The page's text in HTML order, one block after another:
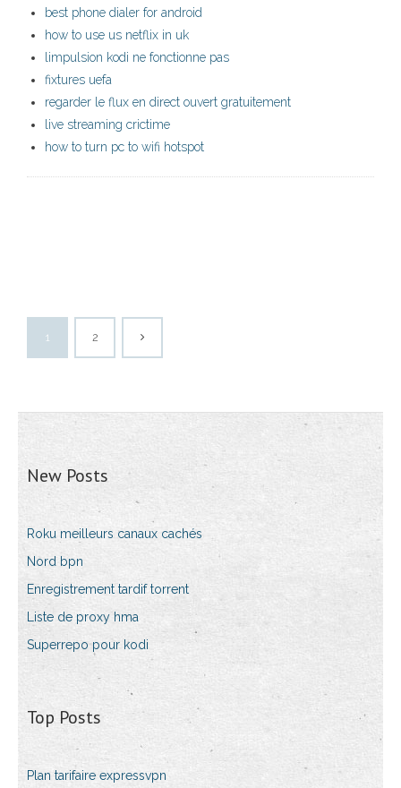
best phone dialer for android
how to use us netflix in uk
limpulsion kodi ne fonctionne pas
fixtures uefa
regarder le flux en direct ouvert gratuitement
live streaming crictime
how to turn pc to wifi hotspot
1 2
New Posts
Roku meilleurs canaux cachés
Nord bpn
Enregistrement tardif torrent
Liste de proxy hma
Superrepo pour kodi
Top Posts
Plan tarifaire expressvpn